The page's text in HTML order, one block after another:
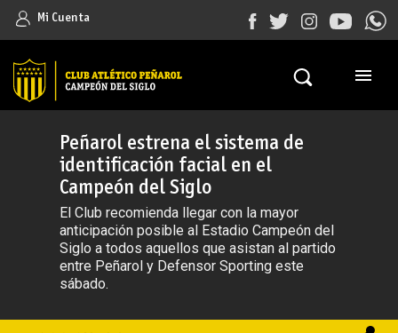
Mi Cuenta
Peñarol estrena el sistema de
identificación facial en el
Campeón del Siglo
El Club recomienda llegar con la mayor
anticipación posible al Estadio Campeón del
Siglo a todos aquellos que asistan al partido
entre Peñarol y Defensor Sporting este
sábado.